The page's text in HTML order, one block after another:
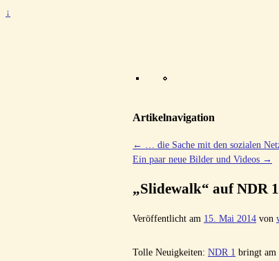
↓
Artikelnavigation
←
… die Sache mit den sozialen
Ein paar neue Bilder und Videos →
„Slidewalk“ auf NDR 1
Veröffentlicht am 15. Mai 2014 von
Tolle Neuigkeiten: NDR 1 bringt am